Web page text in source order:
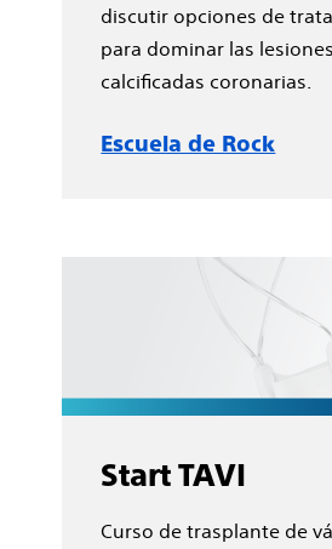
discutir opciones de
para dominar las lesiones
calcificadas coronarias.
Escuela de Rock
Start TAVI
Curso de trasplante de